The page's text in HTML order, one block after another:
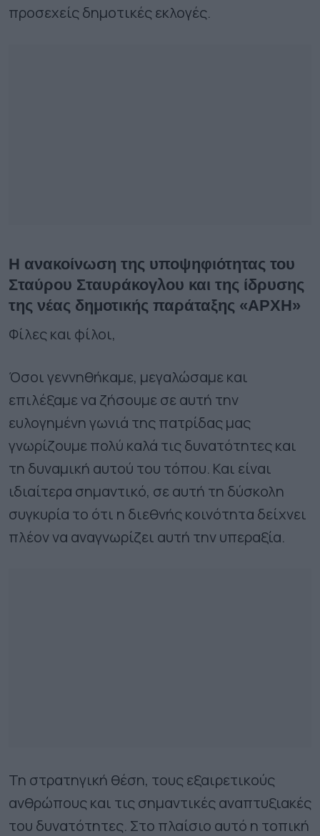
προσεχείς δημοτικές εκλογές.
Η ανακοίνωση της υποψηφιότητας του
Σταύρου Σταυράκογλου και της ίδρυσης
της νέας δημοτικής παράταξης «ΑΡΧΗ»
Φίλες και φίλοι,
Όσοι γεννηθήκαμε, μεγαλώσαμε και
επιλέξαμε να ζήσουμε σε αυτή την
ευλογημένη γωνιά της πατρίδας μας
γνωρίζουμε πολύ καλά τις δυνατότητες και
τη δυναμική αυτού του τόπου. Και είναι
ιδιαίτερα σημαντικό, σε αυτή τη δύσκολη
συγκυρία το ότι η διεθνής κοινότητα δείχνει
πλέον να αναγνωρίζει αυτή την υπεραξία.
Τη στρατηγική θέση, τους εξαιρετικούς
ανθρώπους και τις σημαντικές αναπτυξιακές
του δυνατότητες. Στο πλαίσιο αυτό η τοπική